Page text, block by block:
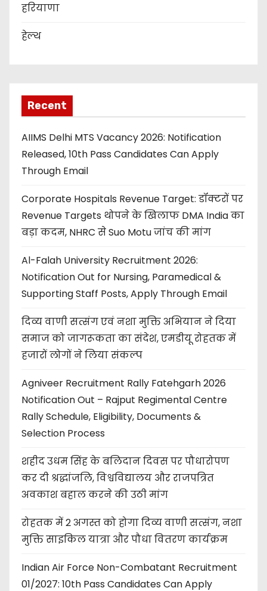
हरियाणा
हेल्थ
Recent
AIIMS Delhi MTS Vacancy 2026: Notification
Released, 10th Pass Candidates Can Apply
Through Email
Corporate Hospitals Revenue Target: डॉक्टरों पर
Revenue Targets थोपने के खिलाफ DMA India का
बड़ा कदम, NHRC से Suo Motu जांच की मांग
Al-Falah University Recruitment 2026:
Notification Out for Nursing, Paramedical &
Supporting Staff Posts, Apply Through Email
दिव्य वाणी सत्संग एवं नशा मुक्ति अभियान ने दिया
समाज को जागरूकता का संदेश, एमडीयू रोहतक में
हजारों लोगों ने लिया संकल्प
Agniveer Recruitment Rally Fatehgarh 2026
Notification Out – Rajput Regimental Centre
Rally Schedule, Eligibility, Documents &
Selection Process
शहीद उधम सिंह के बलिदान दिवस पर पौधारोपण
कर दी श्रद्धांजलि, विश्वविद्यालय और राजपत्रित
अवकाश बहाल करने की उठी मांग
रोहतक में 2 अगस्त को होगा दिव्य वाणी सत्संग, नशा
मुक्ति साइकिल यात्रा और पौधा वितरण कार्यक्रम
Indian Air Force Non-Combatant Recruitment
01/2027: 10th Pass Candidates Can Apply